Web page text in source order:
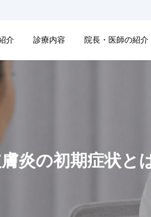
介 診療内容 院長・医師の紹介
炎の初期症状と